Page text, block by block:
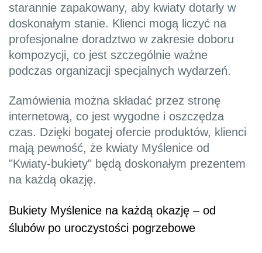
starannie zapakowany, aby kwiaty dotarły w
doskonałym stanie. Klienci mogą liczyć na
profesjonalne doradztwo w zakresie doboru
kompozycji, co jest szczególnie ważne
podczas organizacji specjalnych wydarzeń.
Zamówienia można składać przez stronę
internetową, co jest wygodne i oszczędza
czas. Dzięki bogatej ofercie produktów, klienci
mają pewność, że kwiaty Myślenice od
"Kwiaty-bukiety" będą doskonałym prezentem
na każdą okazję.
Bukiety Myślenice na każdą okazję – od
ślubów po uroczystości pogrzebowe